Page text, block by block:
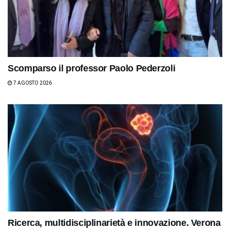
Scomparso il professor Paolo Pederzoli
7 AGOSTO 2026
Ricerca, multidisciplinarietà e innovazione. Verona